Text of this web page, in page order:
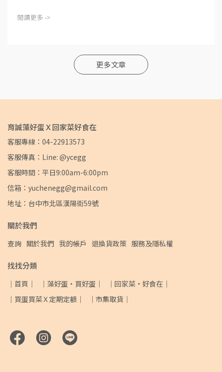
閱讀更多 ->
更多文章
育誠藻好蛋Ｘ回家菜好食在
客服專線：04-22913573
客服傳真：Line: @ycegg
客服時間：平日9:00am-6:00pm
信箱：yuchenegg@gmail.com
地址：台中市北區漢陽街59號
關於我們
查詢 關於我們 我的帳戶 退換貨政策 服務及隱私權
找找分類
｜首頁｜ ｜藻好蛋・買好蛋｜
｜回家菜·好食在｜
｜買蛋買菜Ｘ定期定額｜
｜市集取貨｜